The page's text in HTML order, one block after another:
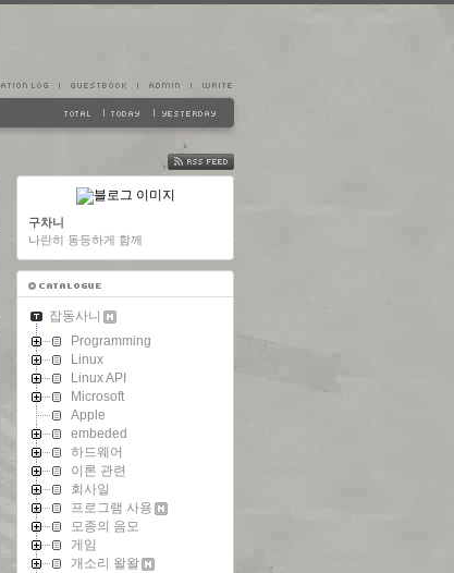
FEED
구차니
나란히 동등하게 함께
잡동사니
Programming
Linux
Linux API
Microsoft
Apple
embeded
하드웨어
이론 관련
회사일
프로그램 사용
모종의 음모
게임
개소리 왈왈